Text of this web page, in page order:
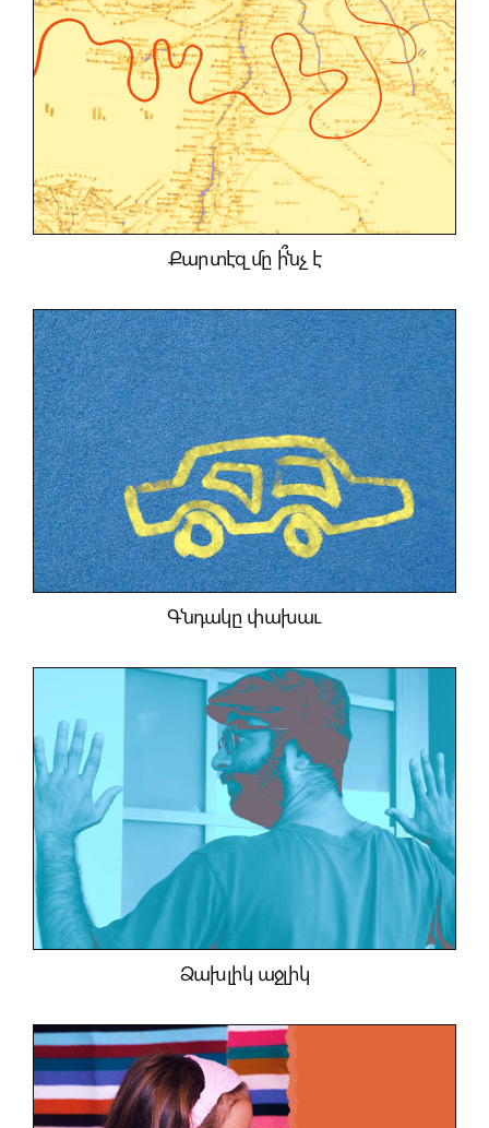
Քարտէզ մը ի՞նչ է
Գնդակը փախաւ
Ձախլիկ աջլիկ